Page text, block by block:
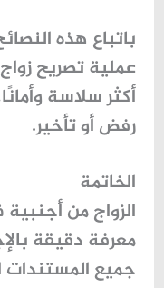
باتباع هذه
عمليةتصريح
أكثر سلاسة
رفض أو تأخير.
الخاتمة
الزواج من
معرفة دقيقة
جميع المستندات